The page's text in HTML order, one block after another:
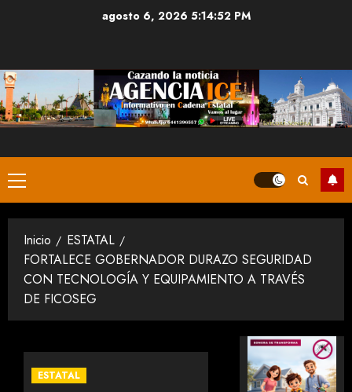
agosto 6, 2026 5:14:53 PM
Menú
principal
Inicio
ESTATAL
FORTALECE GOBERNADOR DURAZO SEGURIDAD
CON TECNOLOGÍA Y EQUIPAMIENTO A TRAVÉS
DE FICOSEG
ESTATAL